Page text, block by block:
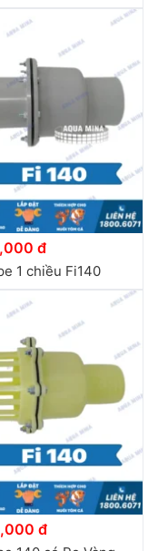
đ
1 chiều Fi140
đ